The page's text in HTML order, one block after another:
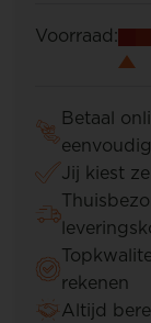
Voorraad:
Betaal
Jij kiest
rekenen
Altijd